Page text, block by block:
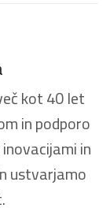
kot 40 let
in podporo
in
ustvarjamo